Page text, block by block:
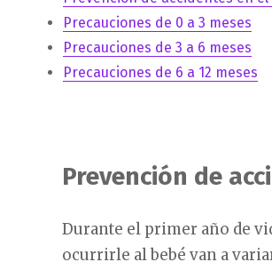
Precauciones de 0 a 3 meses
Precauciones de 3 a 6 meses
Precauciones de 6 a 12 meses
Prevención de
Durante el primer año de
ocurrirle al bebé van a